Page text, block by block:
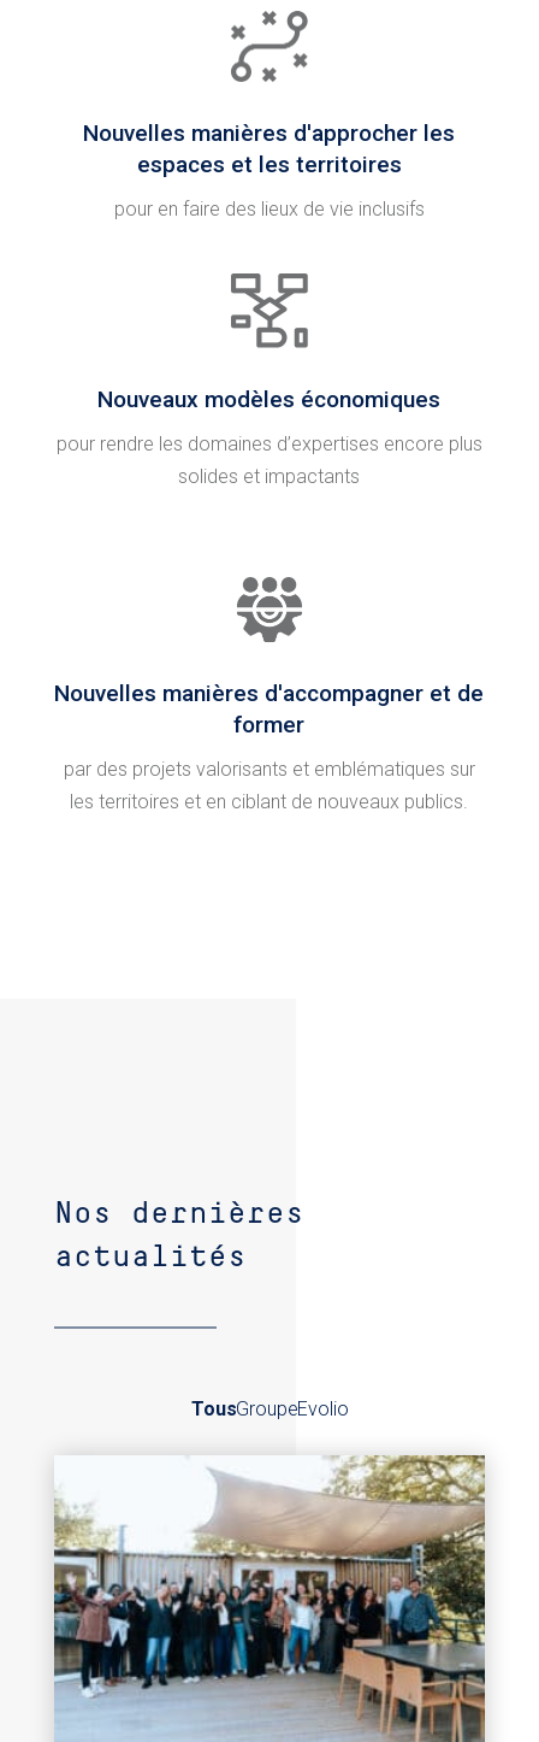
Nouvelles manières d'approcher les
espaces et les territoires
pour en faire des lieux de vie inclusifs
Nouveaux modèles économiques
pour rendre les domaines d’expertises encore plus
solides et impactants
Nouvelles manières d'accompagner et de
former
par des projets valorisants et emblématiques sur
les territoires et en ciblant de nouveaux publics.
Nos dernières
actualités
TousGroupeEvolio